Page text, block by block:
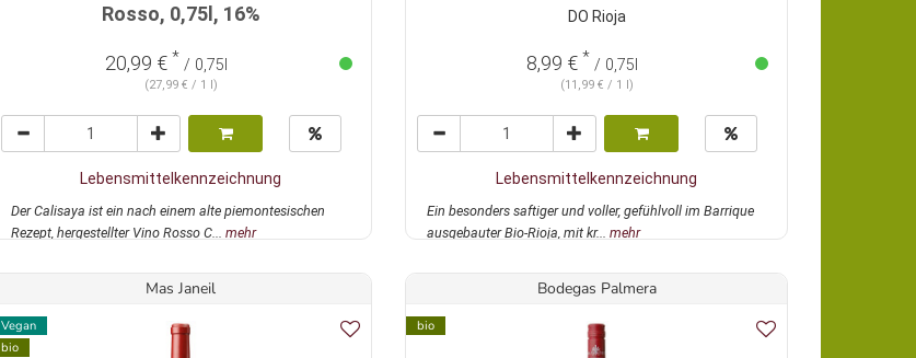
Rosso, 0,75l, 16%
20,99 € * / 0,75l
(27,99 € / 1 l)
Lebensmittelkennzeichnung
Der Calisaya ist ein nach einem alte piemontesischen
Rezept, hergestellter Vino Rosso C... mehr
DO Rioja
8,99 € * / 0,75l
(11,99 € / 1 l)
Lebensmittelkennzeichnung
Ein besonders saftiger und voller, gefühlvoll im Barrique
ausgebauter Bio-Rioja, mit kr... mehr
Mas Janeil
Vegan
bio
Bodegas Palmera
bio